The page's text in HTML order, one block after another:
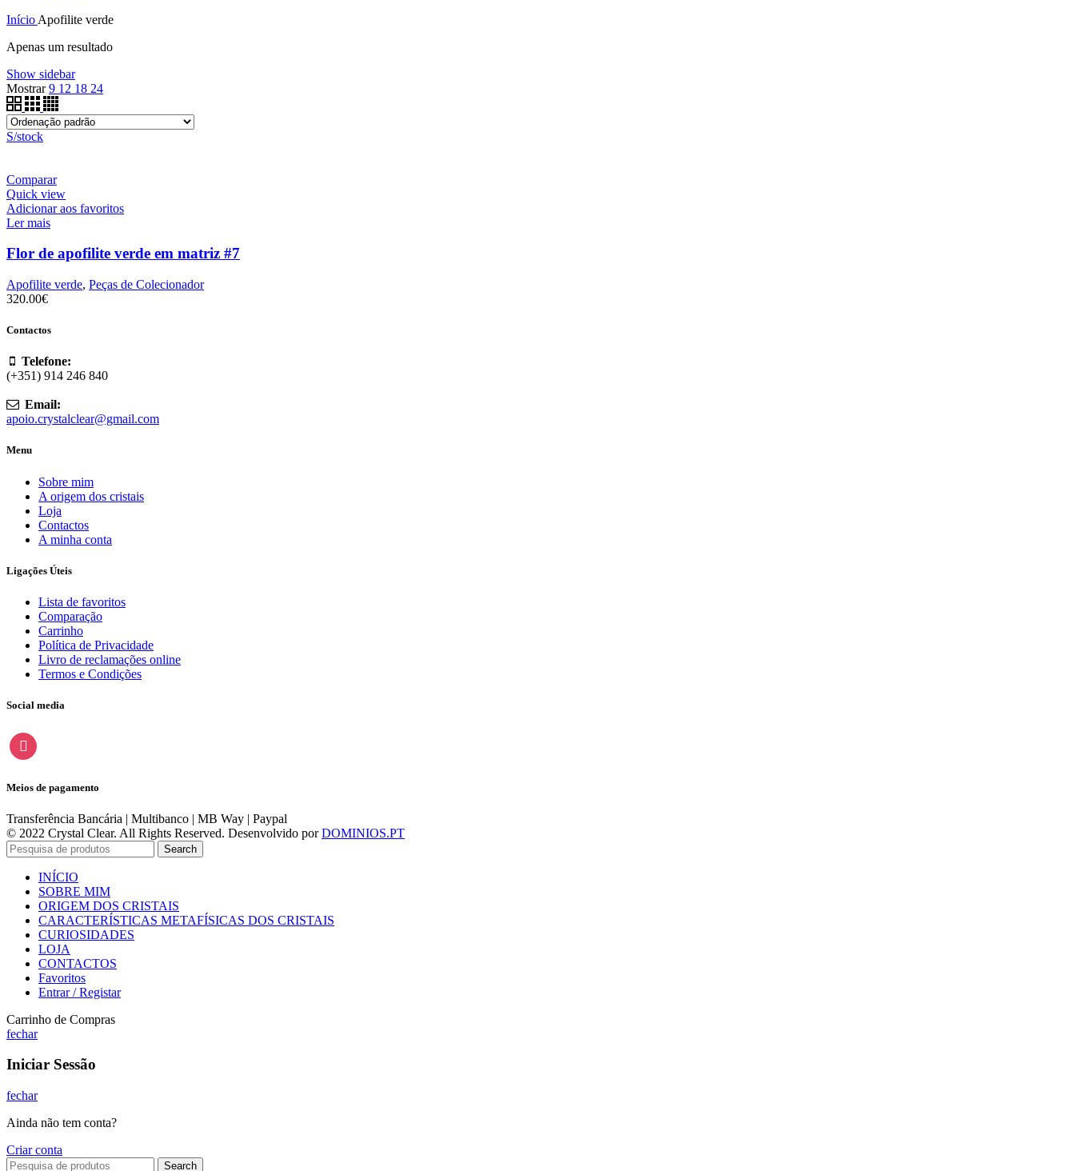
Início Apofilite verde
Apenas um resultado
Show sidebar
Mostrar9 12 18 24
S/stock
Comparar
Quick view
Adicionar aos favoritos
Ler mais
Flor de apofilite verde em matriz #7
Apofilite verde, Peças de Colecionador
320.00€
Contactos
Telefone:
(+351) 914 246 840
Email:
apoio.crystalclear@gmail.com
Menu
Sobre mim
A origem dos cristais
Loja
Contactos
A minha conta
Ligações Úteis
Lista de favoritos
Comparação
Carrinho
Política de Privacidade
Livro de reclamações online
Termos e Condições
Social media
instagram
Meios de pagamento
Transferência Bancária | Multibanco | MB Way | Paypal
© 2022 Crystal Clear. All Rights Reserved. Desenvolvido porDOMINIOS.PT
Search
INÍCIO
SOBRE MIM
ORIGEM DOS CRISTAIS
CARACTERÍSTICAS METAFÍSICAS DOS CRISTAIS
CURIOSIDADES
LOJA
CONTACTOS
Favoritos
Entrar / Registar
Carrinho de Compras
fechar
Iniciar Sessão
fechar
Ainda não tem conta?
Criar conta
Search